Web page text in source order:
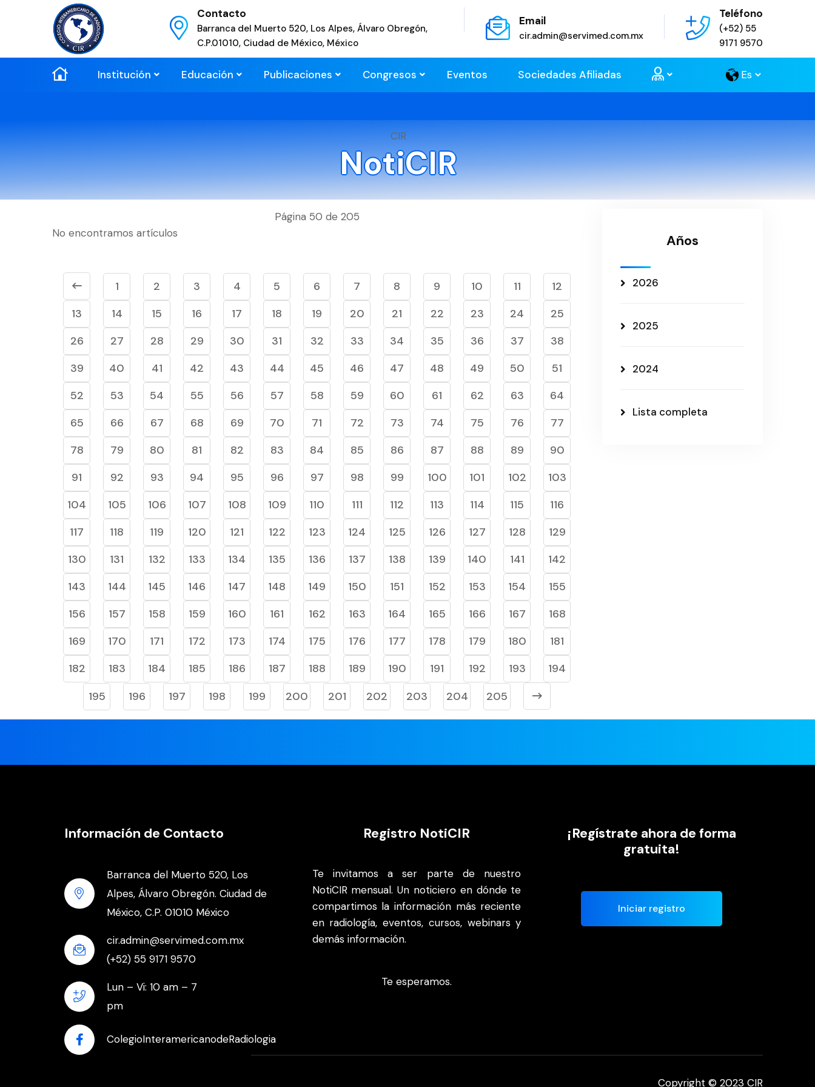
Contacto
Barranca del Muerto 520, Los Alpes, Álvaro Obregón,
C.P.01010, Ciudad de México, México
Email
cir.admin@servimed.com.mx
Teléfono
(+52) 55
9171 9570
Institución Educación Publicaciones Congresos Eventos Sociedades Afiliadas
CIR
NotiCIR
Página 50 de 205
No encontramos artículos
1 2 3 4 5 6 7 8 9 10 11
12
13
14 15 16 17 18 19 20 21 22 23 24
25
26
27 28 29 30 31 32 33 34 35 36 37
38
39
40 41 42 43 44 45 46 47 48 49 50
51
52
53 54 55 56 57 58 59 60 61 62 63
64
65
66 67 68 69 70 71 72 73 74 75 76
77
78
79 80 81 82 83 84 85 86 87 88 89
90
91
92 93 94 95 96 97 98 99 100 101 102
103
104
105 106 107 108 109 110 111 112 113 114 115
116
117
118 119 120 121 122 123 124 125 126 127 128
129
130
131 132 133 134 135 136 137 138 139 140 141
142
143
144 145 146 147 148 149 150 151 152 153 154
155
156
157 158 159 160 161 162 163 164 165 166 167
168
169
170 171 172 173 174 175 176 177 178 179 180
181
182
183 184 185 186 187 188 189 190 191 192 193
194
195
196 197 198 199 200 201 202 203 204 205
Años
2026
2025
2024
Lista completa
Información de Contacto
Barranca del Muerto 520, Los
Alpes, Álvaro Obregón. Ciudad de
México, C.P. 01010 México
cir.admin@servimed.com.mx
(+52) 55 9171 9570
Lun – Vi: 10 am – 7
pm
ColegioInteramericanodeRadiologia
Registro NotiCIR
Te invitamos a ser parte de nuestro
NotiCIR mensual. Un noticiero en dónde te
compartimos la información más reciente
en radiología, eventos, cursos, webinars y
demás información.
Te esperamos.
¡Regístrate ahora de forma
gratuita!
Iniciar registro
Copyright © 2023 CIR